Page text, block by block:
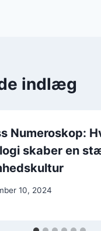
indlæg
Numeroskop:
skaber en
10, 2024